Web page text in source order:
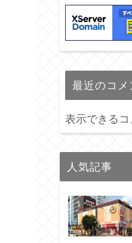
最近のコメ
表示できるコ
人気記事